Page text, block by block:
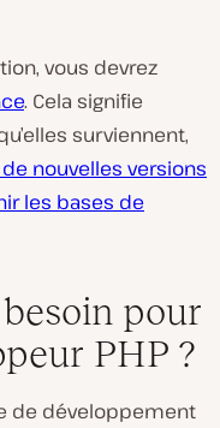
vous devrez
. Cela signifie
surviennent,
nouvelles versions
les bases de
pour
PHP ?
de développement